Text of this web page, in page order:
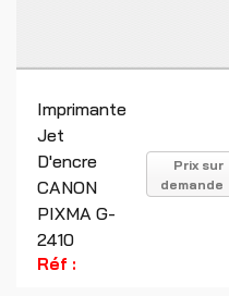
Imprimante
Jet
D'encre
CANON
PIXMA G-
2410
Prix sur
demande
Réf :